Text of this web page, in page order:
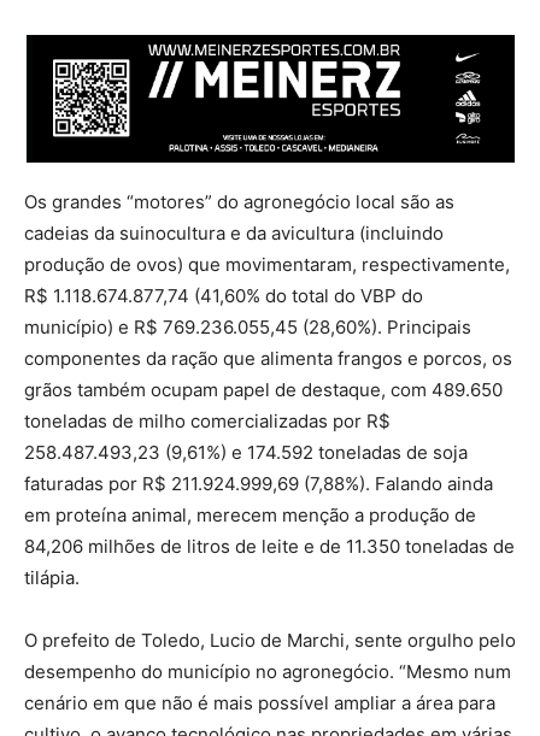
Os grandes “motores” do agronegócio local são as
cadeias da suinocultura e da avicultura (incluindo
produção de ovos) que movimentaram, respectivamente,
R$ 1.118.674.877,74 (41,60% do total do VBP do
município) e R$ 769.236.055,45 (28,60%). Principais
componentes da ração que alimenta frangos e porcos, os
grãos também ocupam papel de destaque, com 489.650
toneladas de milho comercializadas por R$
258.487.493,23 (9,61%) e 174.592 toneladas de soja
faturadas por R$ 211.924.999,69 (7,88%). Falando ainda
em proteína animal, merecem menção a produção de
84,206 milhões de litros de leite e de 11.350 toneladas de
tilápia.
O prefeito de Toledo, Lucio de Marchi, sente orgulho pelo
desempenho do município no agronegócio. “Mesmo num
cenário em que não é mais possível ampliar a área para